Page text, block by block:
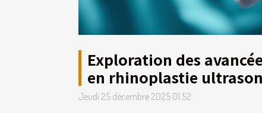
Exploration des
en rhinoplastie
Jeudi 25 décembre 2025 01:52